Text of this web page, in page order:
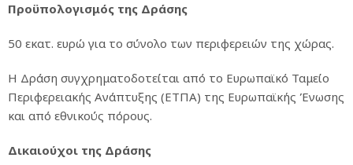
Προϋπολογισμός της Δράσης
50 εκατ. ευρώ για το σύνολο των περιφερειών της χώρας.
Η Δράση συγχρηματοδοτείται από το Ευρωπαϊκό Ταμείο
Περιφερειακής Ανάπτυξης (ΕΤΠΑ) της Ευρωπαϊκής Ένωσης
και από εθνικούς πόρους.
Δικαιούχοι της Δράσης